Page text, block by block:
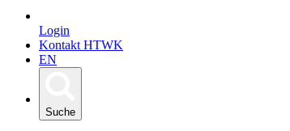
Login
Kontakt HTWK
EN
Suche